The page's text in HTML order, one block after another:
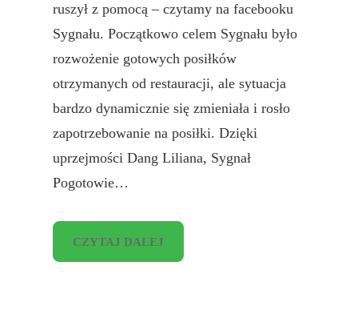
ruszył z pomocą – czytamy na facebooku
Sygnału. Początkowo celem Sygnału było
rozwożenie gotowych posiłków
otrzymanych od restauracji, ale sytuacja
bardzo dynamicznie się zmieniała i rosło
zapotrzebowanie na posiłki. Dzięki
uprzejmości Dang Liliana, Sygnał
Pogotowie…
CZYTAJ DALEJ